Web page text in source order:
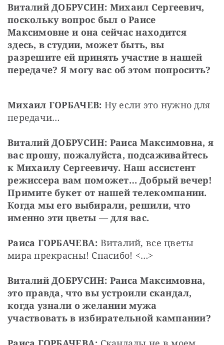
Виталий ДОБРУСИН: Михаил Сергеевич,
поскольку вопрос был о Раисе
Максимовне и она сейчас находится
здесь, в студии, может быть, вы
разрешите ей принять участие в нашей
передаче? Я могу вас об этом попросить?
Михаил ГОРБАЧЕВ: Ну если это нужно для
передачи…
Виталий ДОБРУСИН: Раиса Максимовна, я
вас прошу, пожалуйста, подсаживайтесь
к Михаилу Сергеевичу. Наш ассистент
режиссера вам поможет… Добрый вечер!
Примите букет от нашей телекомпании.
Когда мы его выбирали, решили, что
именно эти цветы — для вас.
Раиса ГОРБАЧЕВА: Виталий, все цветы
мира прекрасны! Спасибо! <…>
Виталий ДОБРУСИН: Раиса Максимовна,
это правда, что вы устроили скандал,
когда узнали о желании мужа
участвовать в избирательной кампании?